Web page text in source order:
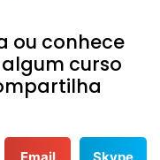
ou conhece
curso